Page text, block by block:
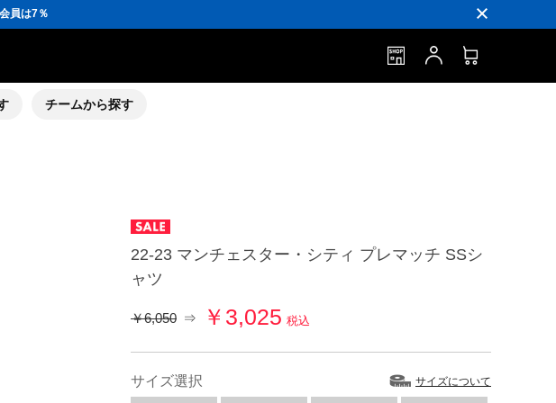
員は7％
ン」プレゼント！
プレゼント！
！
員は7％
ン」プレゼント！
チームから探す
22-23 マンチェスター・シティ プレマッチ SSシ
ャツ
￥6,050 ⇒ ￥3,025 税込
サイズ選択 サイズについて